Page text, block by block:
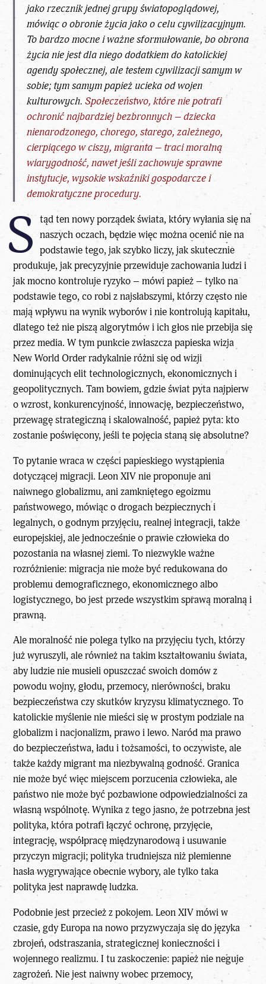
jako rzecznik jednej grupy światopoglądowej,
mówiąc o obronie życia jako o celu cywilizacyjnym.
To bardzo mocne i ważne sformułowanie, bo obrona
życia nie jest dla niego dodatkiem do katolickiej
agendy społecznej, ale testem cywilizacji samym w
sobie; tym samym papież ucieka od wojen
kulturowych.Społeczeństwo, które nie potrafi
ochronić najbardziej bezbronnych – dziecka
nienarodzonego, chorego, starego, zależnego,
cierpiącego w ciszy, migranta – traci moralną
wiarygodność, nawet jeśli zachowuje sprawne
instytucje, wysokie wskaźniki gospodarcze i
demokratyczne procedury.
S tąd tennowy porządek świata, który wyłania się na
naszych oczach, będzie więc można ocenić nie na
podstawie tego, jak szybko liczy, jak skutecznie
produkuje, jak precyzyjnie przewiduje zachowania ludzi i
jak mocno kontroluje ryzyko – mówi papież – tylko na
podstawie tego, co robi z najsłabszymi, którzy często nie
mają wpływu na wynik wyborów i nie kontrolują kapitału,
dlatego też nie piszą algorytmów i ich głos nie przebija się
przez media. W tym punkcie zwłaszcza papieska wizja
New World Order radykalnie różni się od wizji
dominujących elit technologicznych, ekonomicznych i
geopolitycznych. Tam bowiem, gdzie świat pyta najpierw
o wzrost, konkurencyjność, innowację, bezpieczeństwo,
przewagę strategiczną i skalowalność, papież pyta: kto
zostanie poświęcony, jeśli te pojęcia staną się absolutne?
To pytanie wraca w części papieskiego wystąpienia
dotyczącej migracji. Leon XIV nie proponuje ani
naiwnego globalizmu, ani zamkniętego egoizmu
państwowego, mówiąc o drogach bezpiecznych i
legalnych, o godnym przyjęciu, realnej integracji, także
europejskiej, ale jednocześnie o prawie człowieka do
pozostania na własnej ziemi. To niezwykle ważne
rozróżnienie: migracja nie może być redukowana do
problemu demograficznego, ekonomicznego albo
logistycznego, bo jest przede wszystkim sprawą moralną i
prawną.
Ale moralność nie polega tylko na przyjęciu tych, którzy
już wyruszyli, ale również na takim kształtowaniu świata,
aby ludzie nie musieli opuszczać swoich domów z
powodu wojny, głodu, przemocy, nierówności, braku
bezpieczeństwa czy skutków kryzysu klimatycznego. To
katolickie myślenienie mieści się w prostym podziale na
globalizm i nacjonalizm, prawo i lewo. Naród ma prawo
do bezpieczeństwa, ładu i tożsamości, to oczywiste, ale
także każdy migrant ma niezbywalną godność. Granica
nie może być więc miejscem porzucenia człowieka, ale
państwo nie może być pozbawione odpowiedzialności za
własną wspólnotę. Wynika z tego jasno, że potrzebna jest
polityka, która potrafi łączyć ochronę, przyjęcie,
integrację, współpracę międzynarodową i usuwanie
przyczyn migracji; polityka trudniejsza niż plemienne
hasła wygrywające obecnie wybory, ale tylko taka
polityka jest naprawdę ludzka.
Podobnie jest przecież z pokojem.Leon XIVmówi w
czasie, gdy Europa na nowo przyzwyczaja się do języka
zbrojeń, odstraszania, strategicznej konieczności i
wojennego realizmu. I tu zaskoczenie: papież nie neguje
zagrożeń. Nie jest naiwny wobec przemocy,